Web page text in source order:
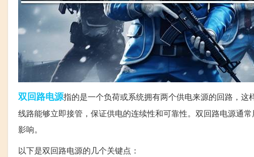
双回路电源指的是一个负荷或系统拥有两个供电来源的回路，
线路能够立即接管，保证供电的连续性和可靠性。双回路电源通
影响。
以下是双回路电源的几个关键点：